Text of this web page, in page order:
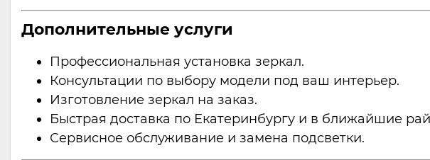
Дополнительные услуги
Профессиональная установка зеркал.
Консультации по выбору модели под ваш интерьер.
Изготовление зеркал на заказ.
Быстрая доставка по Екатеринбургу и в ближайшие
Сервисное обслуживание и замена подсветки.